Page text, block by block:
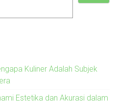
Kuliner Adalah Subjek
Estetika dan Akurasi dalam